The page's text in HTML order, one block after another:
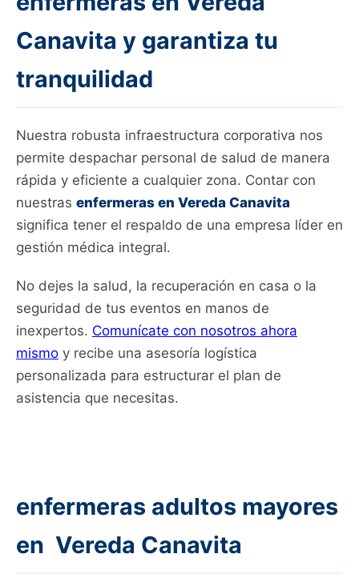
Canavita y garantiza tu
tranquilidad
Nuestra robusta infraestructura corporativa nos
permite despachar personal de salud de manera
rápida y eficiente a cualquier zona. Contar con
nuestras enfermeras en Vereda Canavita
significa tener el respaldo de una empresa líder en
gestión médica integral.
No dejes la salud, la recuperación en casa o la
seguridad de tus eventos en manos de
inexpertos. Comunícate con nosotros ahora
mismo y recibe una asesoría logística
personalizada para estructurar el plan de
asistencia que necesitas.
enfermeras adultos mayores
en Vereda Canavita